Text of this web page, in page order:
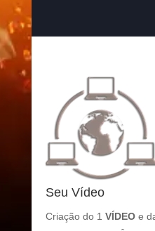
Seu Vídeo
Criação do 1 VÍDEOe